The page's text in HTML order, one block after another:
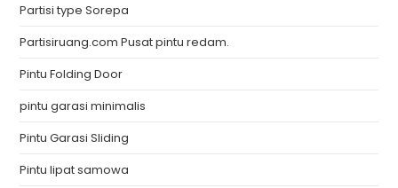
Partisi type Sorepa
Partisiruang.com Pusat pintu redam.
Pintu Folding Door
pintu garasi minimalis
Pintu Garasi Sliding
Pintu lipat samowa